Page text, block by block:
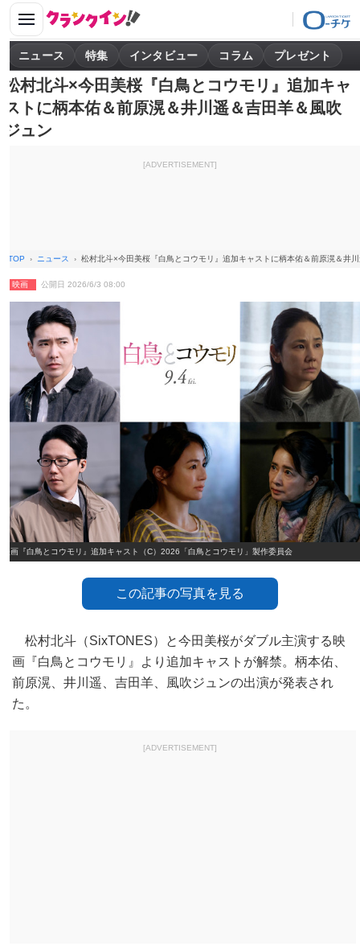
ニュース 特集 インタビュー コラム プレゼント
松村北斗×今田美桜『白鳥とコウモリ』追加キャ
ストに柄本佑＆前原滉＆井川遥＆吉田羊＆風吹
ジュン
[ADVERTISEMENT]
TOP ニュース 松村北斗×今田美桜『白鳥とコウモリ』追加キャストに柄本佑＆前原滉＆井
映画 公開日 2026/6/3 08:00
映画『白鳥とコウモリ』追加キャスト（C）2026「白鳥とコウモリ」製作委員会
この記事の写真を見る
松村北斗（SixTONES）と今田美桜がダブル主演する映
画『白鳥とコウモリ』より追加キャストが解禁。柄本佑、
前原滉、井川遥、吉田羊、風吹ジュンの出演が発表され
た。
[ADVERTISEMENT]